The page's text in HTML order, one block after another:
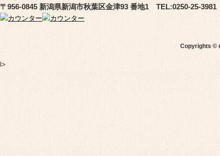
〒956-0845 新潟県新潟市秋葉区金津93 番地1 TEL:0250-25-3981
Copyrights ©
l>